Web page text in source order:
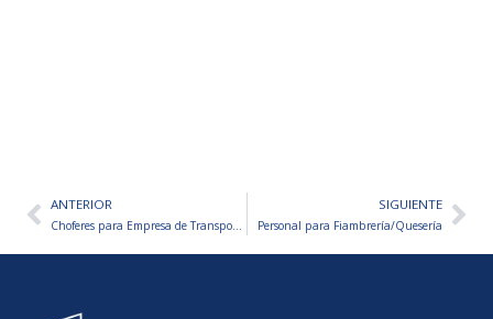
AntANTERIOR
Choferes para Empresa de Transporte
SIGUIENTE
Personal para Fiambrería/Quesería